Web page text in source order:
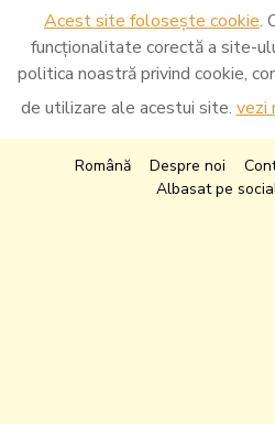
Acest site folosește cookie.
funcționalitate corectă a site-
politica noastră privind cookie,
de utilizare ale acestui site. vezi
Română Despre noi
Albasat pe